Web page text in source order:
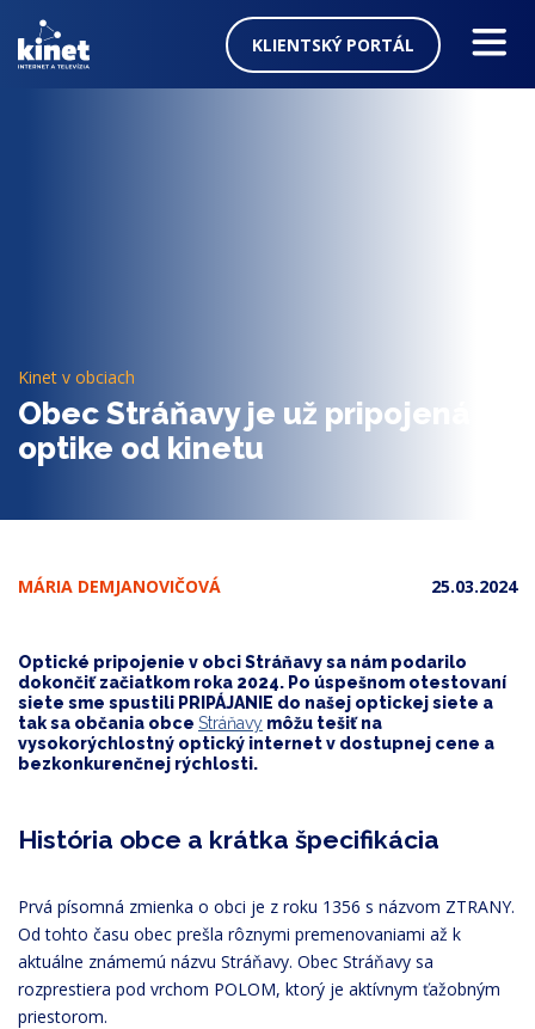
KLIENTSKÝ PORTÁL
Podpora
Na stiahnutie
Obec Stráňavy je už pripojená k
optike od kinetu
Kinet v obciach
MÁRIA DEMJANOVIČOVÁ 25.03.2024
Optické pripojenie v obci Stráňavy sa nám podarilo
dokončiť začiatkom roka 2024. Po úspešnom otestovaní
siete sme spustili PRIPÁJANIE do našej optickej siete a
tak sa občania obce Stráňavy môžu tešiť na
vysokorýchlostný optický internet v dostupnej cene a
bezkonkurenčnej rýchlosti.
História obce a krátka špecifikácia
Prvá písomná zmienka o obci je z roku 1356 s názvom ZTRANY.
Od tohto času obec prešla rôznymi premenovaniami až k
aktuálne známemú názvu Stráňavy. Obec Stráňavy sa
rozprestiera pod vrchom POLOM, ktorý je aktívnym ťažobným
priestorom.